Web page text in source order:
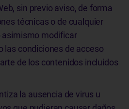
sin previo aviso, de forma
técnicas o de cualquier
asimismo modificar
las condiciones de acceso
de los contenidos incluidos
la ausencia de virus u